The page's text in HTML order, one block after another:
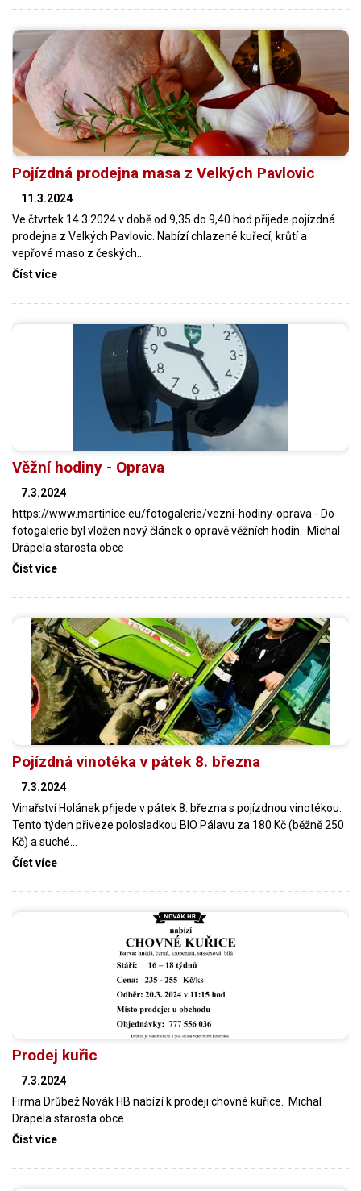
Pojízdná prodejna masa z Velkých Pavlovic
11.3.2024
Ve čtvrtek 14.3.2024 v době od 9,35 do 9,40 hod přijede pojízdná
prodejna z Velkých Pavlovic. Nabízí chlazené kuřecí, krůtí a
vepřové maso z českých…
Číst více
Věžní hodiny - Oprava
7.3.2024
https://www.martinice.eu/fotogalerie/vezni-hodiny-oprava - Do
fotogalerie byl vložen nový článek o opravě věžních hodin. Michal
Drápela starosta obce
Číst více
Pojízdná vinotéka v pátek 8. března
7.3.2024
Vinařství Holánek přijede v pátek 8. března s pojízdnou vinotékou.
Tento týden přiveze polosladkou BIO Pálavu za 180 Kč (běžně 250
Kč) a suché…
Číst více
Prodej kuřic
7.3.2024
Firma Drůbež Novák HB nabízí k prodeji chovné kuřice. Michal
Drápela starosta obce
Číst více